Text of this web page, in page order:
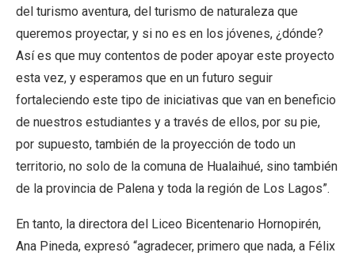
del turismo aventura, del turismo de naturaleza que
queremos proyectar, y si no es en los jóvenes, ¿dónde?
Así es que muy contentos de poder apoyar este proyecto
esta vez, y esperamos que en un futuro seguir
fortaleciendo este tipo de iniciativas que van en beneficio
de nuestros estudiantes y a través de ellos, por su pie,
por supuesto, también de la proyección de todo un
territorio, no solo de la comuna de Hualaihué, sino también
de la provincia de Palena y toda la región de Los Lagos”.
En tanto, la directora del Liceo Bicentenario Hornopirén,
Ana Pineda, expresó “agradecer, primero que nada, a Félix